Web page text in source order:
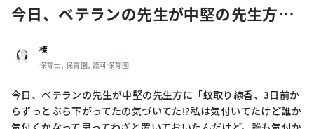
今日、ベテランの先生が中堅の先生方に
榛
保育士, 保育園, 認可保育園
今日、ベテランの先生が中堅の先生方に「蚊取り線香、3日前か
らずっとぶら下がってたの気づいてた!?私は気付いてたけど誰か